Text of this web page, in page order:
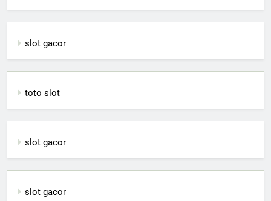
slot gacor
toto slot
slot gacor
slot gacor